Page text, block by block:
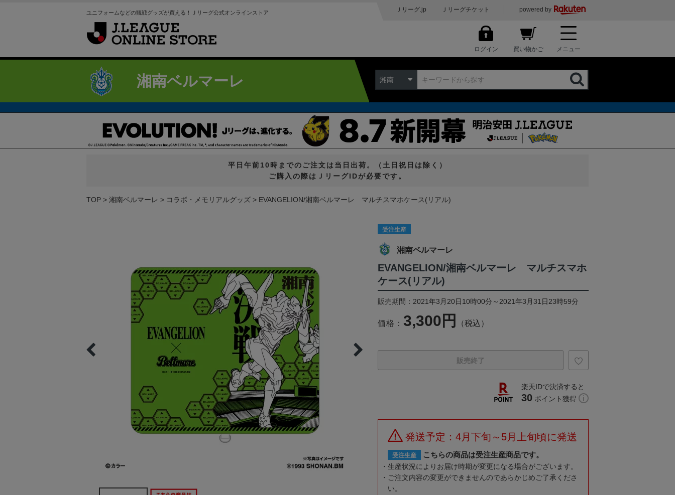
ユニフォームなどの観戦グッズが買える！Ｊリーグ公式オンラインストア Ｊリーグ.jp Ｊリーグチケット powered by
ログイン 買い物かご メニュー
湘南ベルマーレ 湘南
平日午前10時までのご注文は当日出荷。（土日祝日は除く）
ご購入の際はＪリーグIDが必要です。
TOP 湘南ベルマーレ コラボ・メモリアルグッズ EVANGELION/湘南ベルマーレ マルチスマホケース(リアル)
受注生産
湘南ベルマーレ
EVANGELION/湘南ベルマーレ マルチスマホ
ケース(リアル)
販売期間：2021年3月20日10時00分～2021年3月31日23時59分
価格： 3,300円 （税込）
販売終了
楽天IDで決済すると
30 ポイント獲得
発送予定：4月下旬～5月上旬頃に発送
受注生産 こちらの商品は受注生産商品です。
生産状況によりお届け時期が変更になる場合がございます。
ご注文内容の変更ができませんのであらかじめご了承くださ
い。